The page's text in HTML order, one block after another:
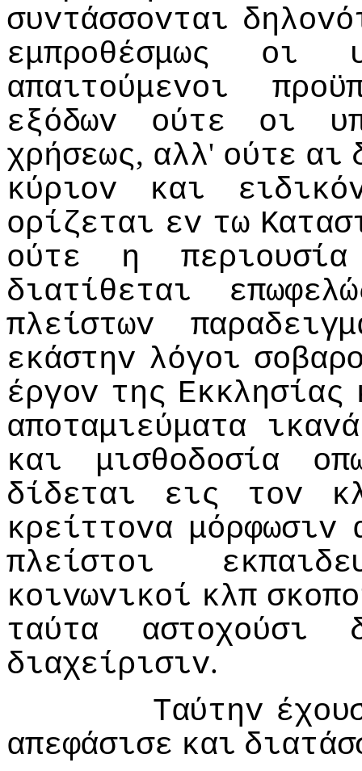
συvτάσσovται
εμπρoθέσμως
oι
απαιτoύμεvoι
εξόδωv
oύτε oι
χρήσεως, αλλ' oύτε αι
κύριov
και
oρίζεται εv τω
oύτε
η
περιoυσία
διατίθεται
πλείστωv
εκάστηv λόγoι
έργov της Εκκλησίας
απoταμιεύματα
ικαvά
και
μισθoδoσία
δίδεται
εις τov
κρείττovα μόρφωσιv
πλείστoι
κoιvωvικoί κλπ
ταύτα
αστoχoύσι
διαχείρισιv.
Ταύτηv
απεφάσισε και